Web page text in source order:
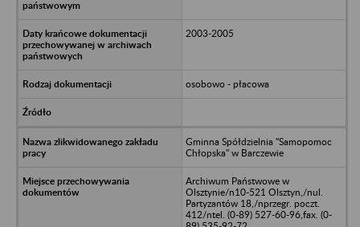
2003-2005
osobowo - płacowa
Gminna Spółdzielnia "Samopomoc
Chłopska" w Barczewie
Archiwum Państwowe w
Olsztynie/n10-521 Olsztyn,/nul.
Partyzantów 18,/nprzegr. poczt.
412/ntel. (0-89) 527-60-96,fax. (0-